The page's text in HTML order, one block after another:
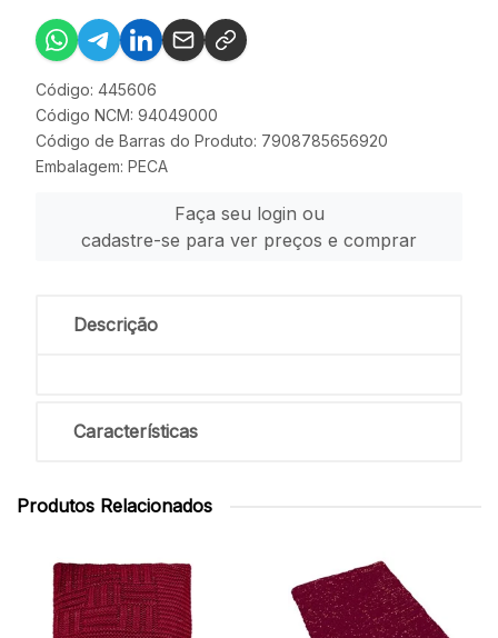
Código: 445606
Código NCM: 94049000
Código de Barras do Produto: 7908785656920
Embalagem: PECA
Faça seu login ou
cadastre-se para ver preços e comprar
Descrição
Características
Produtos Relacionados